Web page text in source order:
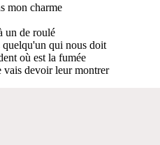
mon charme
un de roulé
quelqu'un qui nous doit
où est la fumée
vais devoir leur montrer